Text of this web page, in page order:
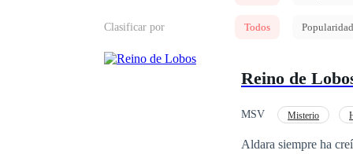
Clasificar por Todos Popularidad
Reino de
MSV Misterio
Aldara siempre ha